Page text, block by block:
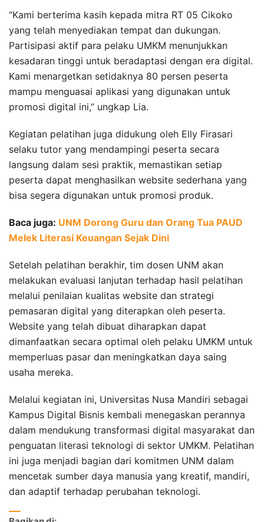
“Kami berterima kasih kepada mitra RT 05 Cikoko
yang telah menyediakan tempat dan dukungan.
Partisipasi aktif para pelaku UMKM menunjukkan
kesadaran tinggi untuk beradaptasi dengan era digital.
Kami menargetkan setidaknya 80 persen peserta
mampu menguasai aplikasi yang digunakan untuk
promosi digital ini,” ungkap Lia.
Kegiatan pelatihan juga didukung oleh Elly Firasari
selaku tutor yang mendampingi peserta secara
langsung dalam sesi praktik, memastikan setiap
peserta dapat menghasilkan website sederhana yang
bisa segera digunakan untuk promosi produk.
Baca juga: UNM Dorong Guru dan Orang Tua PAUD
Melek Literasi Keuangan Sejak Dini
Setelah pelatihan berakhir, tim dosen UNM akan
melakukan evaluasi lanjutan terhadap hasil pelatihan
melalui penilaian kualitas website dan strategi
pemasaran digital yang diterapkan oleh peserta.
Website yang telah dibuat diharapkan dapat
dimanfaatkan secara optimal oleh pelaku UMKM untuk
memperluas pasar dan meningkatkan daya saing
usaha mereka.
Melalui kegiatan ini, Universitas Nusa Mandiri sebagai
Kampus Digital Bisnis kembali menegaskan perannya
dalam mendukung transformasi digital masyarakat dan
penguatan literasi teknologi di sektor UMKM. Pelatihan
ini juga menjadi bagian dari komitmen UNM dalam
mencetak sumber daya manusia yang kreatif, mandiri,
dan adaptif terhadap perubahan teknologi.